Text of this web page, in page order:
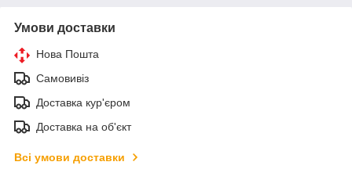
Умови доставки
Нова Пошта
Самовивіз
Доставка кур'єром
Доставка на об'єкт
Всі умови доставки